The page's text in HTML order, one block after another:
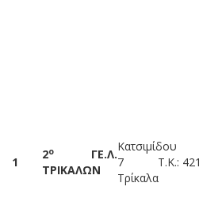
1
2ο
ΓΕ.Λ.
ΤΡΙΚΑΛΩΝ
Κατσιμίδου
7 Τ.Κ.:
Τρίκαλα